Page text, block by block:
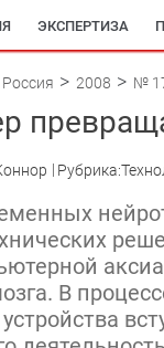
ЭКСПЕРТИЗА
2008 №
В